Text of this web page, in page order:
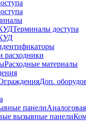
Терминалы доступа
расходники
Расходные материалы
Доп.
панелиАналоговая
вызывные панели